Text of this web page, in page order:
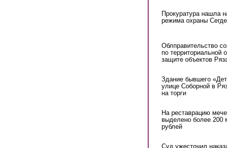
Прокуратура нашла
режима охраны
Облправительство
по территориальной
защите объектов
Здание бывшего
улице Соборной в
на торги
На реставрацию
выделено более 200
рублей
Суд ужесточил